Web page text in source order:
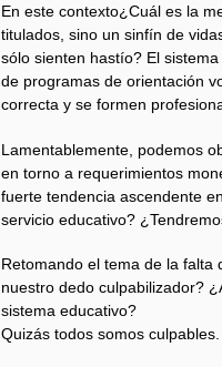
En este contexto¿Cuál es la
titulados, sino un sinfín de
sólo sienten hastío? El
de programas de orientación
correcta y se formen
Lamentablemente, podemos
en torno a requerimientos
fuerte tendencia ascendente
servicio educativo?
Retomando el tema de la
nuestro dedo culpabilizador?
sistema educativo?
Quizás todos somos culpables.